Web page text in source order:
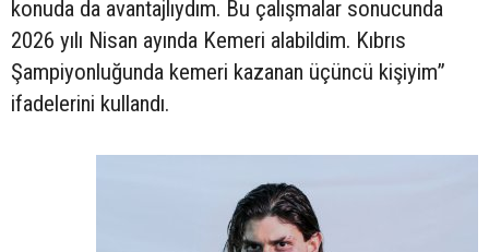
konuda da avantajlıydım. Bu çalışmalar sonucunda
2026 yılı Nisan ayında Kemeri alabildim. Kıbrıs
Şampiyonluğunda kemeri kazanan üçüncü kişiyim”
ifadelerini kullandı.